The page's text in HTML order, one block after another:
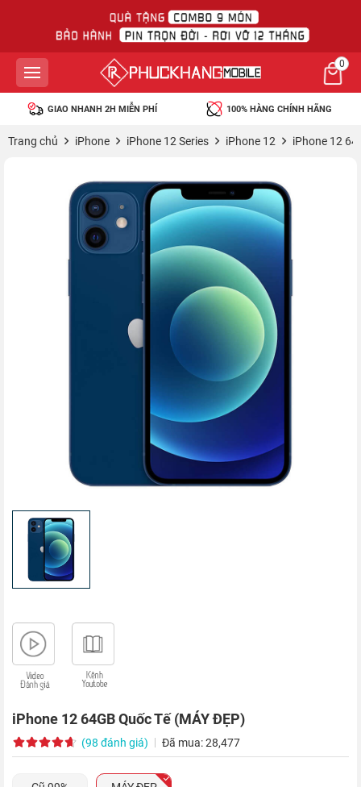
0
GIAO NHANH 2H MIỄN PHÍ 100% HÀNG CHÍNH HÃNG
Trang chủ iPhone iPhone 12 Series iPhone 12 iPhone 12
iPhone 12 64GB Quốc Tế (MÁY ĐẸP)
(98 đánh giá) Đã mua: 28,477